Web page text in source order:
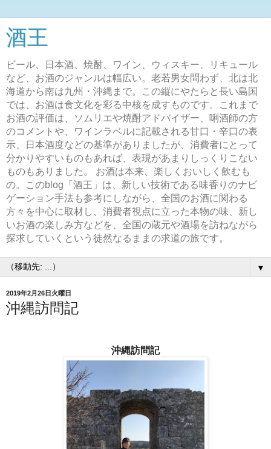
酒王
ビール、日本酒、焼酎、ワイン、ウィスキー、リキュール
など、お酒のジャンルは幅広い。老若男女問わず、北は北
海道から南は九州・沖縄まで。この縦にやたらと長い島国
では、お酒は食文化を彩る中核を成すものです。これまで
お酒の評価は、ソムリエや焼酎アドバイザー、唎酒師の方
のコメントや、ワインラベルに記載される甘口・辛口の表
示、日本酒度などの基準がありましたが、消費者にとって
分かりやすいものもあれば、表現があまりしっくりこない
ものもありました。 お酒は本来、楽しくおいしく飲むも
の。このblog「酒王」は、新しい技術である味香りのナビ
ゲーション手法も参考にしながら、全国のお酒に関わる
方々を中心に取材し、消費者視点に立った本物の味、新し
いお酒の楽しみ方などを、全国の蔵元や酒場を訪ねながら
探求していくという徒然なるままの求道の旅です。
▼
2019年2月26日火曜日
沖縄訪問記
沖縄訪問記